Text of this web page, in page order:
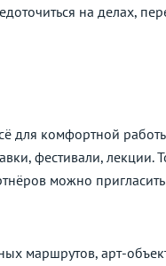
на делах,
для комфортной
фестивали, лекции.
можно
маршрутов, арт-